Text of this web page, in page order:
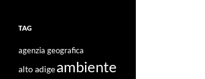
TAG
agenzia geografica
alto adigeambiente